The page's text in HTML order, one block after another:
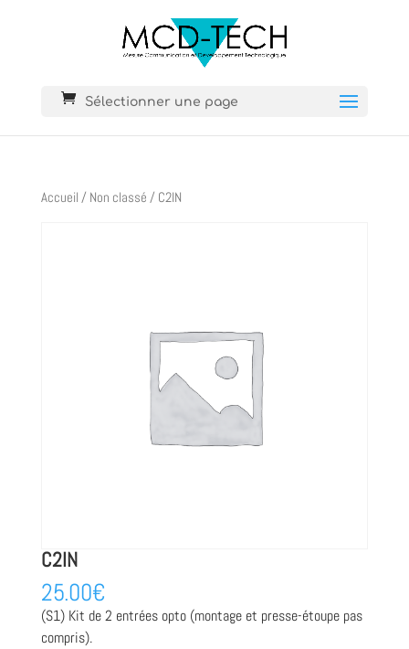
Sélectionner une page
Accueil / Non classé / C2IN
C2IN
25.00€
(S1) Kit de 2 entrées opto (montage et presse-étoupe pas
compris).